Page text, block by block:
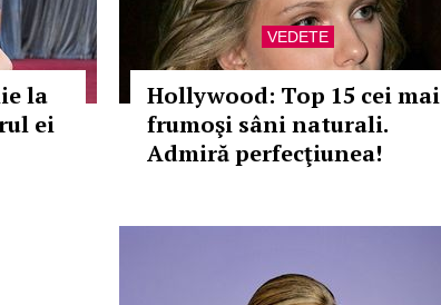
la
ei
VEDETE
Hollywood: Top 15 cei mai
frumoşi sâni naturali.
Admiră perfecţiunea!